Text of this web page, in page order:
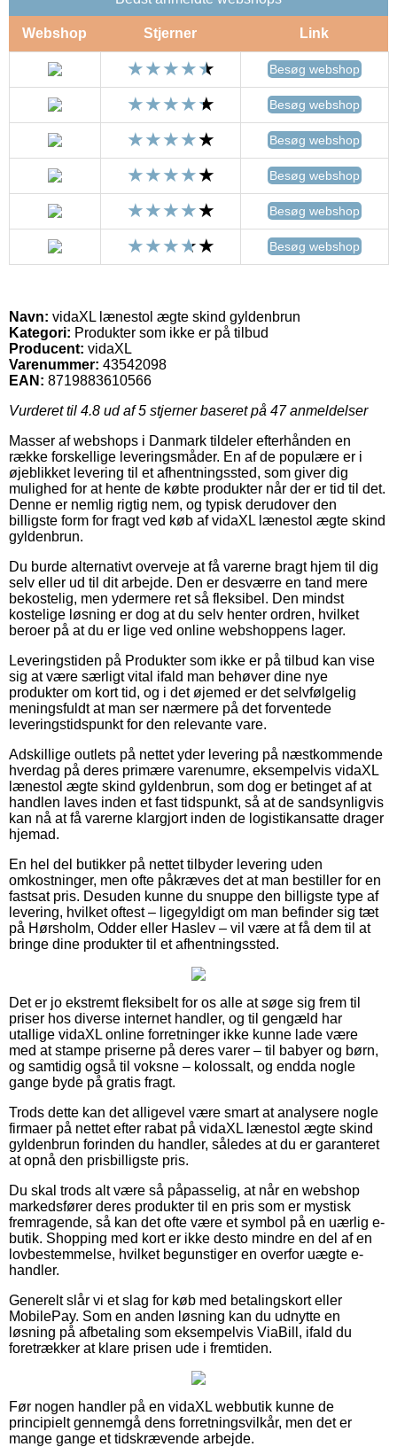
Webshop Stjerner Link
Besøg webshop
Besøg webshop
Besøg webshop
Besøg webshop
Besøg webshop
Besøg webshop
Navn: vidaXL lænestol ægte skind gyldenbrun
Kategori: Produkter som ikke er på tilbud
Producent: vidaXL
Varenummer: 43542098
EAN: 8719883610566
Vurderet til 4.8 ud af 5 stjerner baseret på 47anmeldelser
Masser af webshops i Danmark tildeler efterhånden en
række forskellige leveringsmåder. En af de populære er i
øjeblikket levering til et afhentningssted, som giver dig
mulighed for at hente de købte produkter når der er tid til det.
Denne er nemlig rigtig nem, og typisk derudover den
billigste form for fragt ved køb af vidaXL lænestol ægte skind
gyldenbrun.
Du burde alternativt overveje at få varerne bragt hjem til dig
selv eller ud til dit arbejde. Den er desværre en tand mere
bekostelig, men ydermere ret så fleksibel. Den mindst
kostelige løsning er dog at du selv henter ordren, hvilket
beroer på at du er lige ved online webshoppens lager.
Leveringstiden på Produkter som ikke er på tilbud kan vise
sig at være særligt vital ifald man behøver dine nye
produkter om kort tid, og i det øjemed er det selvfølgelig
meningsfuldt at man ser nærmere på det forventede
leveringstidspunkt for den relevante vare.
Adskillige outlets på nettet yder levering på næstkommende
hverdag på deres primære varenumre, eksempelvis vidaXL
lænestol ægte skind gyldenbrun, som dog er betinget af at
handlen laves inden et fast tidspunkt, så at de sandsynligvis
kan nå at få varerne klargjort inden de logistikansatte drager
hjemad.
En hel del butikker på nettet tilbyder levering uden
omkostninger, men ofte påkræves det at man bestiller for en
fastsat pris. Desuden kunne du snuppe den billigste type af
levering, hvilket oftest – ligegyldigt om man befinder sig tæt
på Hørsholm, Odder eller Haslev – vil være at få dem til at
bringe dine produkter til et afhentningssted.
Det er jo ekstremt fleksibelt for os alle at søge sig frem til
priser hos diverse internet handler, og til gengæld har
utallige vidaXL online forretninger ikke kunne lade være
med at stampe priserne på deres varer – til babyer og børn,
og samtidig også til voksne – kolossalt, og endda nogle
gange byde på gratis fragt.
Trods dette kan det alligevel være smart at analysere nogle
firmaer på nettet efter rabat på vidaXL lænestol ægte skind
gyldenbrun forinden du handler, således at du er garanteret
at opnå den prisbilligste pris.
Du skal trods alt være så påpasselig, at når en webshop
markedsfører deres produkter til en pris som er mystisk
fremragende, så kan det ofte være et symbol på en uærlig e-
butik. Shopping med kort er ikke desto mindre en del af en
lovbestemmelse, hvilket begunstiger en overfor uægte e-
handler.
Generelt slår vi et slag for køb med betalingskort eller
MobilePay. Som en anden løsning kan du udnytte en
løsning på afbetaling som eksempelvis ViaBill, ifald du
foretrækker at klare prisen ude i fremtiden.
Før nogen handler på en vidaXL webbutik kunne de
principielt gennemgå dens forretningsvilkår, men det er
mange gange et tidskrævende arbejde.